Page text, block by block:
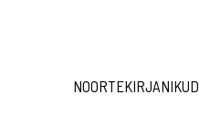
NOORTEKIRJANIKUD